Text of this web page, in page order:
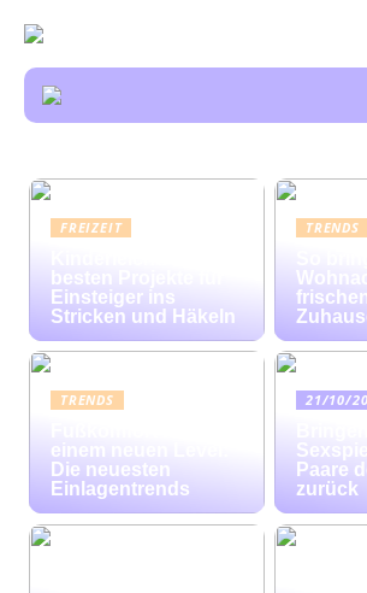
FREIZEIT
besten Projekte für
Einsteiger ins
Stricken und Häkeln
TRENDS
TRENDS
einem neuen Level:
Die neuesten
Einlagentrends
21/10/
Paare
zurück